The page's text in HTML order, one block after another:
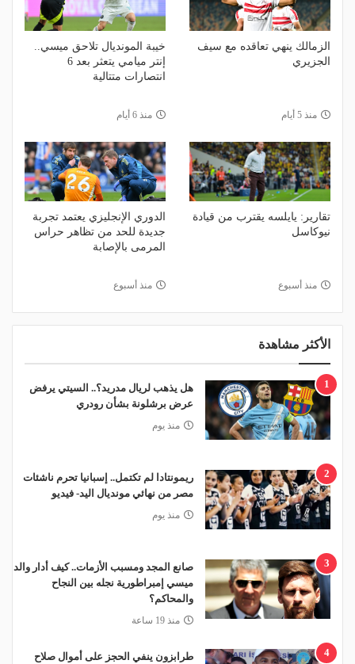
الزمالك ينهي تعاقده مع سيف
الجزيري
منذ 5 أيام
خيبة المونديال تلاحق ميسي..
إنتر ميامي يتعثر بعد 6
انتصارات متتالية
منذ 6 أيام
تقارير: يايلسه يقترب من قيادة
نيوكاسل
منذ أسبوع
الدوري الإنجليزي يعتمد تجربة
جديدة للحد من تظاهر حراس
المرمى بالإصابة
منذ أسبوع
الأكثر مشاهدة
1
هل يذهب لريال مدريد؟.. السيتي يرفض
عرض برشلونة بشأن رودري
منذ يوم
2
ريمونتادا لم تكتمل.. إسبانيا تحرم ناشئات
مصر من نهائي مونديال اليد- فيديو
منذ يوم
3
صانع المجد ومسبب الأزمات.. كيف أدار والد
ميسي إمبراطورية نجله بين النجاح
والمحاكم؟
منذ 19 ساعة
4 طرابزون ينفي الحجز على أموال صلاح